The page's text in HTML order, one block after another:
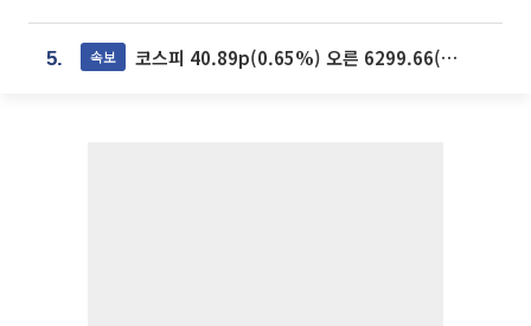
5. 속보 코스피 40.89p(0.65%) 오른 6299.66(마감)